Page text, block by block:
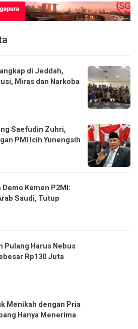
di Jeddah,
Miras dan Narkoba
Saefudin Zuhri,
PMI Icih Yunengsih
Kemen P2MI:
Saudi, Tutup
Pulang Harus Nebus
Rp130 Juta
Menikah dengan Pria
Hanya Menerima